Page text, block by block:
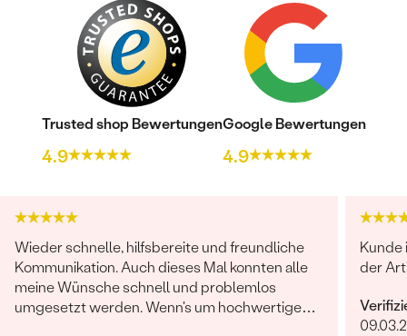
Trusted shop Bewertungen
4.9
Google Bewertungen
4.9
Wieder schnelle, hilfsbereite und freundliche
Kommunikation. Auch dieses Mal konnten alle
meine Wünsche schnell und problemlos
umgesetzt werden. Wenn's um hochwertigen,
Kunde
der